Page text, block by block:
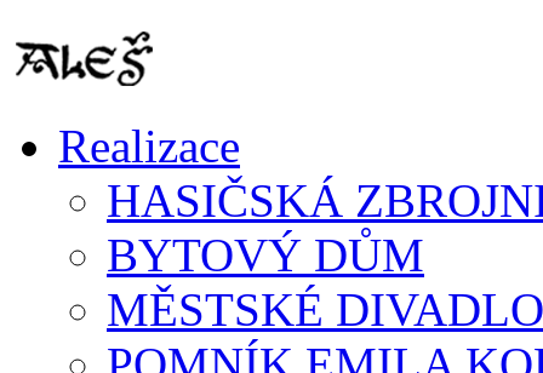
Realizace
HASIČSKÁ
BYTOVÝ DŮM
MĚSTSKÉ